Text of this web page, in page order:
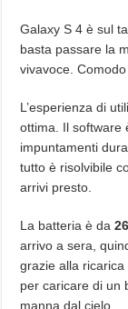
Galaxy S 4 è sul
basta passare la
vivavoce.
L’esperienza di
ottima. Il software
impuntamenti
tutto è risolvibile
arrivi presto.
La batteria è da
arrivo a sera,
grazie alla
per caricare di un
manna dal cielo.